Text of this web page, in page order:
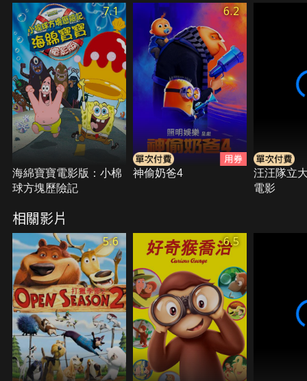
7.1
海綿寶寶電影版：小棉
球方塊歷險記
6.2
神偷奶爸4
汪汪隊立
電影
相關影片
5.6 6.5